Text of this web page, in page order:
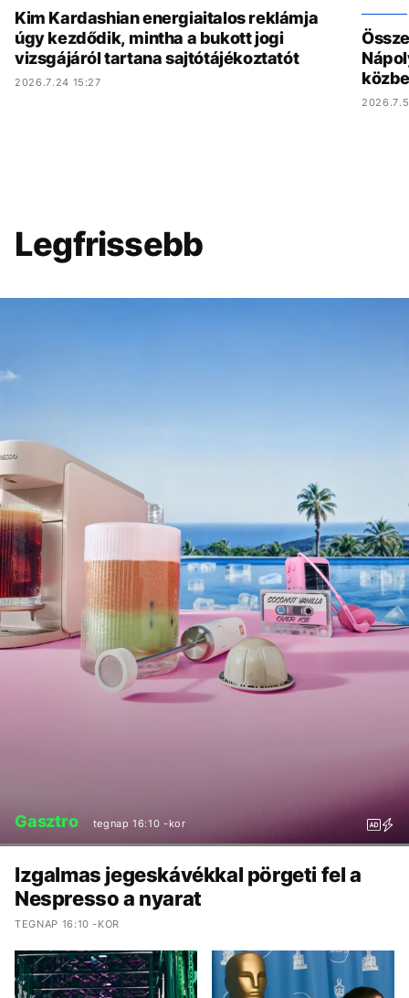
Kim Kardashian energiaitalos reklámja
úgy kezdődik, mintha a bukott jogi
vizsgájáról tartana sajtótájékoztatót
2026.7.24 15:27
Legfrissebb
Gasztro tegnap 16:10 -kor
Izgalmas jegeskávékkal pörgeti fel a
Nespresso a nyarat
TEGNAP 16:10 -KOR